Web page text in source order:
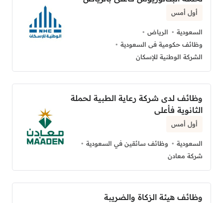
أول أمس
السعودية
الرياض
وظائف حكومية فى السعودية
الشركة الوطنية للإسكان
وظائف لدى شركة رعاية الطبية لحملة
الثانوية فأعلى
أول أمس
السعودية
وظائف سائقين في السعودية
شركة معادن
وظائف هيئة الزكاة والضريبة